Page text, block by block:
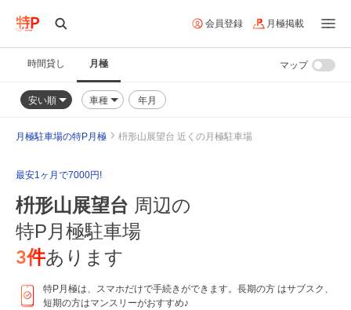
会員登録 月極掲載
時間貸し 月極
安い順 車種 年月
マップ
月極駐車場の特P月極 枡形山展望台 近くの月極駐車場
最安1ヶ月で7000円!
枡形山展望台 周辺の
特P月極駐車場
3件あります
特P月極は、スマホだけで手続きができます。長期の方 はサブスク、
短期の方はマンスリーがおすすめ♪